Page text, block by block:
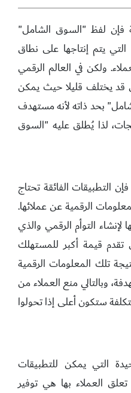
فإن لفظ "السوق الشامل"
يتم إنتاجها على نطاق
ولكن في العالم الرقمي
قد يختلف قليلا حيث يمكن
بحد ذاته لأنه مستهدف
لذا يُطلق عليه "السوق
التطبيقات الفائقة تحتاج
الرقمية عن عملائها.
التوأم الرقمي والذي
قيمة أكبر للمستهلك
تلك المعلومات الرقمية
وبالتالي منع العملاء من
ستكون أعلى إذا تحولوا
التي يمكن للتطبيقات
تعلق العملاء بها هي توفير